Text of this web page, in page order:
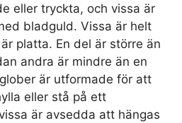
eller tryckta, och vissa är
bladguld. Vissa är helt
platta. En del är större än
andra är mindre än en
är utformade för att
eller stå på ett
är avsedda att hängas